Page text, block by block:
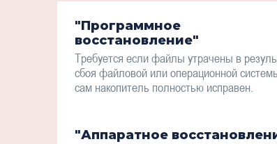
"Программное
восстановление"
Требуется если файлы утрачены в
сбоя файловой или операционной
сам накопитель полностью исправен.
"Аппаратное